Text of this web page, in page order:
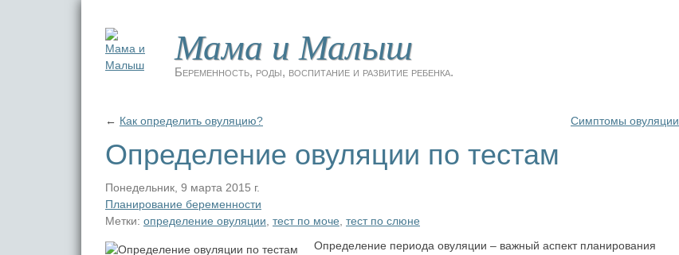
Мама и Малыш
Беременность, роды, воспитание и развитие ребенка.
← Как определить овуляцию? Симптомы овуляции
Определение овуляции по тестам
Понедельник, 9 марта 2015 г.
Планирование беременности
Метки: определение овуляции тест по моче тест по слюне
Определение периода овуляции – важный аспект планирования